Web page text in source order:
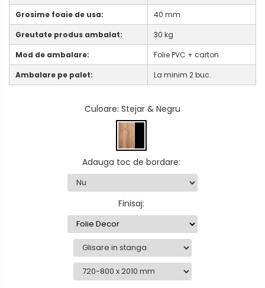
Grosime foaie de usa:
40 mm
Greutate produs ambalat:
30 kg
Mod de ambalare:
Folie PVC + carton
Ambalare pe palet:
La minim 2 buc.
Culoare: Stejar & Negru
Adauga toc de bordare:
Finisaj: